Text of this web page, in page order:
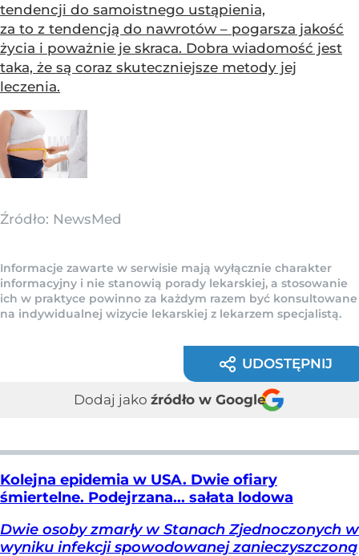
tendencji do samoistnego ustąpienia,
za to z tendencją do nawrotów – pogarsza jakość
życia i poważnie je skraca. Dobra wiadomość jest
taka, że są coraz skuteczniejsze metody jej
leczenia.
Źródło: NewsMed
Informacje zawarte w serwisie mają wyłącznie charakter
informacyjny i nie stanowią porady lekarskiej, a stosowanie
ich w praktyce powinno za każdym razem być konsultowane
na indywidualnej wizycie lekarskiej z lekarzem specjalistą.
UDOSTĘPNIJ
Dodaj jako źródło w Google
Kolejna epidemia w USA. Dwie ofiary
śmiertelne. Podejrzana... sałata lodowa
Dwie osoby zmarły w Stanach Zjednoczonych w
wyniku infekcji spowodowanej zanieczyszczoną